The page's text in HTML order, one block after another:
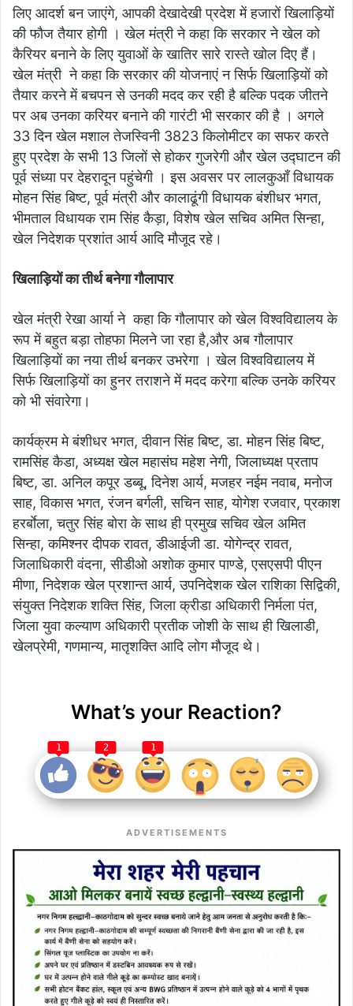
लिए आदर्श बन जाएंगे, आपकी देखादेखी प्रदेश में हजारों खिलाड़ियों
की फौज तैयार होगी । खेल मंत्री ने कहा कि सरकार ने खेल को
कैरियर बनाने के लिए युवाओं के खातिर सारे रास्ते खोल दिए हैं।
खेल मंत्री ने कहा कि सरकार की योजनाएं न सिर्फ खिलाड़ियों को
तैयार करने में बचपन से उनकी मदद कर रही है बल्कि पदक जीतने
पर अब उनका करियर बनाने की गारंटी भी सरकार की है । अगले
33 दिन खेल मशाल तेजस्विनी 3823 किलोमीटर का सफर करते
हुए प्रदेश के सभी 13 जिलों से होकर गुजरेगी और खेल उद्घाटन की
पूर्व संध्या पर देहरादून पहुंचेगी । इस अवसर पर लालकुआँ विधायक
मोहन सिंह बिष्ट, पूर्व मंत्री और कालाढूंगी विधायक बंशीधर भगत,
भीमताल विधायक राम सिंह कैड़ा, विशेष खेल सचिव अमित सिन्हा,
खेल निदेशक प्रशांत आर्य आदि मौजूद रहे।
खिलाड़ियों का तीर्थ बनेगा गौलापार
खेल मंत्री रेखा आर्या ने कहा कि गौलापार को खेल विश्वविद्यालय के
रूप में बहुत बड़ा तोहफा मिलने जा रहा है,और अब गौलापार
खिलाड़ियों का नया तीर्थ बनकर उभरेगा । खेल विश्वविद्यालय में
सिर्फ खिलाड़ियों का हुनर तराशने में मदद करेगा बल्कि उनके करियर
को भी संवारेगा।
कार्यक्रम मे बंशीधर भगत, दीवान सिंह बिष्ट, डा. मोहन सिंह बिष्ट,
रामसिंह कैडा, अध्यक्ष खेल महासंघ महेश नेगी, जिलाध्यक्ष प्रताप
बिष्ट, डा. अनिल कपूर डब्बू, दिनेश आर्य, मजहर नईम नवाब, मनोज
साह, विकास भगत, रंजन बर्गली, सचिन साह, योगेश रजवार, प्रकाश
हरर्बाेला, चतुर सिंह बोरा के साथ ही प्रमुख सचिव खेल अमित
सिन्हा, कमिश्नर दीपक रावत, डीआईजी डा. योगेन्द्र रावत,
जिलाधिकारी वंदना, सीडीओ अशोक कुमार पाण्डे, एसएसपी पीएन
मीणा, निदेशक खेल प्रशान्त आर्य, उपनिदेशक खेल राशिका सिद्विकी,
संयुक्त निदेशक शक्ति सिंह, जिला क्रीडा अधिकारी निर्मला पंत,
जिला युवा कल्याण अधिकारी प्रतीक जोशी के साथ ही खिलाडी,
खेलप्रेमी, गणमान्य, मातृशक्ति आदि लोग मौजूद थे।
What’s your Reaction?
1 2 1
ADVERTISEMENTS